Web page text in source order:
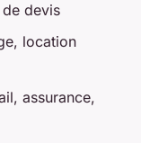
devis
location
assurance,